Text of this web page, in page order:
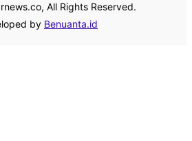
All Rights Reserved.
by Benuanta.id